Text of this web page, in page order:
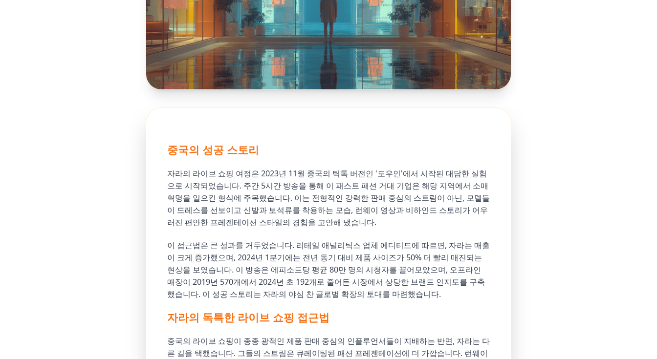
중국의 성공 스토리
자라의 라이브 쇼핑 여정은 2023년 11월 중국의 틱톡 버전인 '도우인'에서 시작된 대담한 실험
으로 시작되었습니다. 주간 5시간 방송을 통해 이 패스트 패션 거대 기업은 해당 지역에서 소매
혁명을 일으킨 형식에 주목했습니다. 이는 전형적인 강력한 판매 중심의 스트림이 아닌, 모델들
이 드레스를 선보이고 신발과 보석류를 착용하는 모습, 런웨이 영상과 비하인드 스토리가 어우
러진 편안한 프레젠테이션 스타일의 경험을 고안해 냈습니다.
이 접근법은 큰 성과를 거두었습니다. 리테일 애널리틱스 업체 에디티드에 따르면, 자라는 매출
이 크게 증가했으며, 2024년 1분기에는 전년 동기 대비 제품 사이즈가 50% 더 빨리 매진되는
현상을 보였습니다. 이 방송은 에피소드당 평균 80만 명의 시청자를 끌어모았으며, 오프라인
매장이 2019년 570개에서 2024년 초 192개로 줄어든 시장에서 상당한 브랜드 인지도를 구축
했습니다. 이 성공 스토리는 자라의 야심 찬 글로벌 확장의 토대를 마련했습니다.
자라의 독특한 라이브 쇼핑 접근법
중국의 라이브 쇼핑이 종종 광적인 제품 판매 중심의 인플루언서들이 지배하는 반면, 자라는 다
른 길을 택했습니다. 그들의 스트림은 큐레이팅된 패션 프레젠테이션에 더 가깝습니다. 런웨이